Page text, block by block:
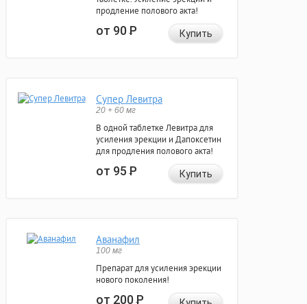
продление полового акта!
от 90Р Купить
Супер Левитра
20 + 60 мг
В одной таблетке Левитра для
усиления эрекции и Дапоксетин
для продления полового акта!
от 95Р Купить
Аванафил
100 мг
Препарат для усиления эрекции
нового поколения!
от 200Р